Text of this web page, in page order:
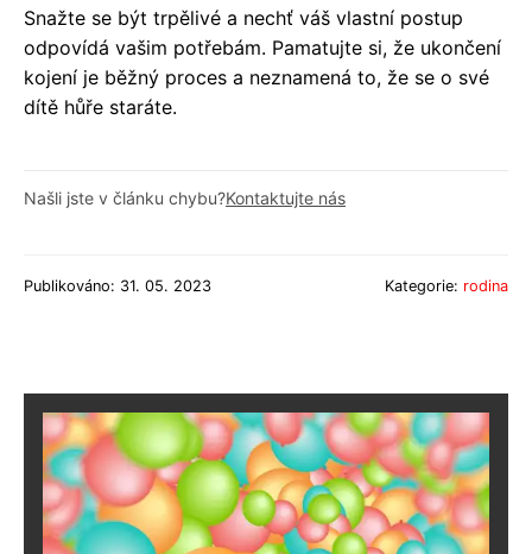
Snažte se být trpělivé a nechť váš vlastní postup
odpovídá vašim potřebám. Pamatujte si, že ukončení
kojení je běžný proces a neznamená to, že se o své
dítě hůře staráte.
Našli jste v článku chybu?Kontaktujte nás
Publikováno: 31. 05. 2023 Kategorie: rodina